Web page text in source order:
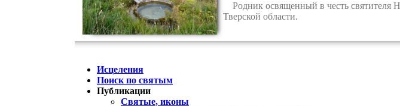
Родник освященный в честь святителя
Тверской области.
Исцеления
Поиск по святым
Публикации
Святые, иконы